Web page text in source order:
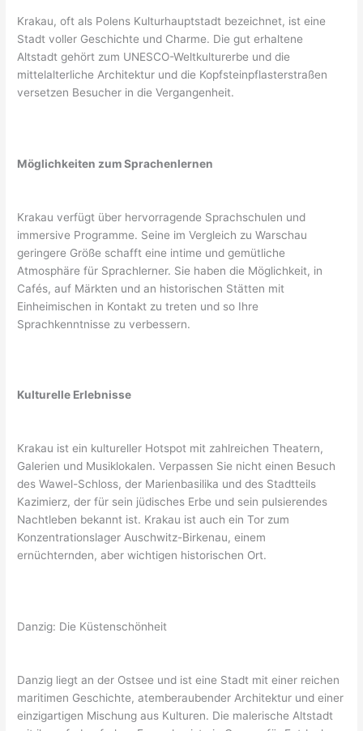
Krakau, oft als Polens Kulturhauptstadt bezeichnet, ist eine
Stadt voller Geschichte und Charme. Die gut erhaltene
Altstadt gehört zum UNESCO-Weltkulturerbe und die
mittelalterliche Architektur und die Kopfsteinpflasterstraßen
versetzen Besucher in die Vergangenheit.
Möglichkeiten zum Sprachenlernen
Krakau verfügt über hervorragende Sprachschulen und
immersive Programme. Seine im Vergleich zu Warschau
geringere Größe schafft eine intime und gemütliche
Atmosphäre für Sprachlerner. Sie haben die Möglichkeit, in
Cafés, auf Märkten und an historischen Stätten mit
Einheimischen in Kontakt zu treten und so Ihre
Sprachkenntnisse zu verbessern.
Kulturelle Erlebnisse
Krakau ist ein kultureller Hotspot mit zahlreichen Theatern,
Galerien und Musiklokalen. Verpassen Sie nicht einen Besuch
des Wawel-Schloss, der Marienbasilika und des Stadtteils
Kazimierz, der für sein jüdisches Erbe und sein pulsierendes
Nachtleben bekannt ist. Krakau ist auch ein Tor zum
Konzentrationslager Auschwitz-Birkenau, einem
ernüchternden, aber wichtigen historischen Ort.
Danzig: Die Küstenschönheit
Danzig liegt an der Ostsee und ist eine Stadt mit einer reichen
maritimen Geschichte, atemberaubender Architektur und einer
einzigartigen Mischung aus Kulturen. Die malerische Altstadt